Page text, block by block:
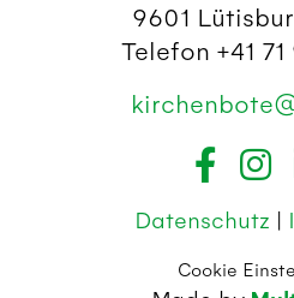
9601
Telefon +41
Datenschutz |
Cookie